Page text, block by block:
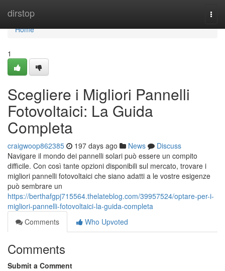
dirstop
Home
Home
1
Scegliere i Migliori Pannelli
Fotovoltaici: La Guida
Completa
craigwoop862385 197 days ago News
Discuss
Navigare il mondo dei pannelli solari può essere un compito
difficile. Con così tante opzioni disponibili sul mercato, trovare i
migliori pannelli fotovoltaici che siano adatti a le vostre esigenze
può sembrare un
https://berthafgpj715564.thelateblog.com/39957524/optare-per-i-
migliori-pannelli-fotovoltaici-la-guida-completa
Comments
Who Upvoted
Comments
Submit a Comment